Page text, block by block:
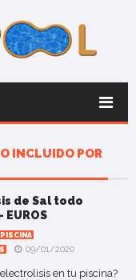
INCLUIDO POR
de Sal todo
09/01/2020
en tu piscina?